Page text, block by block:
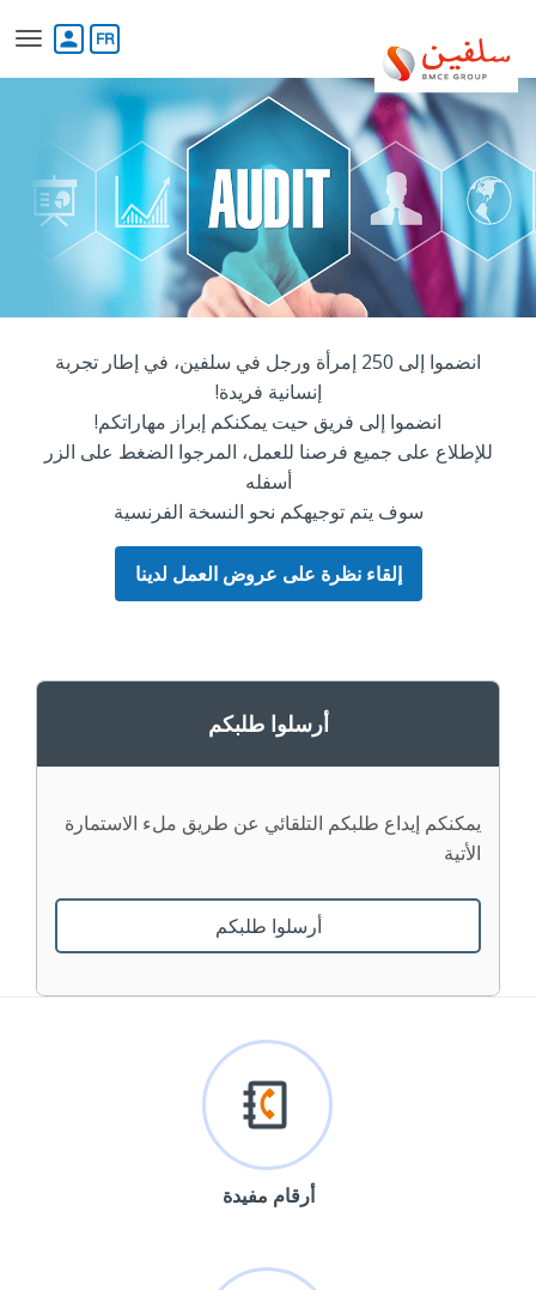
المحتوى
الرئيسي
person
انضموا إلى 250 إمرأة ورجل في سلفين، في إطار تجربة
إنسانية فريدة!
انضموا إلى فريق حيت يمكنكم إبراز مهاراتكم!
للإطلاع على جميع فرصنا للعمل، المرجوا الضغط على الزر
أسفله‎
سوف يتم توجيهكم نحو النسخة الفرنسية‎
إلقاء نظرة على عروض العمل لدينا
أرسلوا طلبكم
يمكنكم إيداع طلبكم التلقائي عن طريق ملء الاستمارة
الأتية
أرسلوا طلبكم
أرقام مفيدة